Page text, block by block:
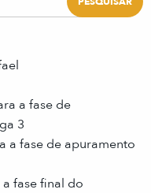
a fase de
3
a fase de apuramento
fase final do